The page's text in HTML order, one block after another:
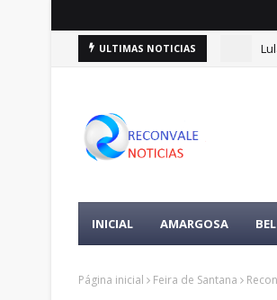
ULTIMAS NOTICIAS
INICIAL AMARGOSA
Página inicial Feira de Santana